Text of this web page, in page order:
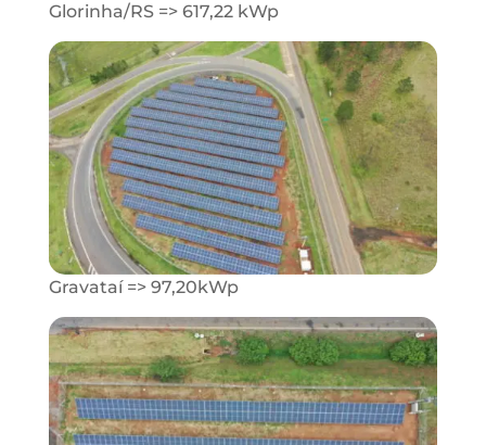
Glorinha/RS => 617,22 kWp
Gravataí => 97,20kWp